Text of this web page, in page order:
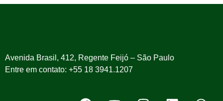
Avenida Brasil, 412, Regente Feijó – São Paulo
Entre em contato: +55 18 3941.1207